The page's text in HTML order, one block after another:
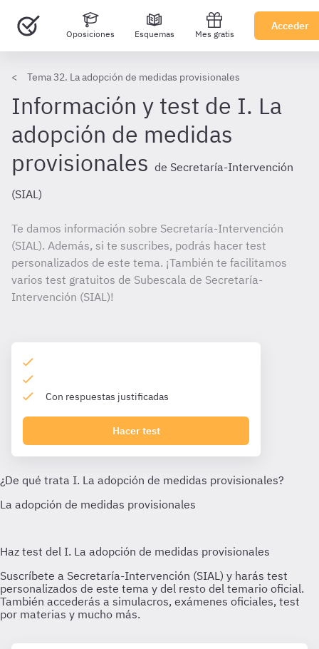
Oposiciones Esquemas Mes gratis
Acceder
Tema 32. La adopción de medidas provisionales
Información y test de I. La
adopción de medidas
provisionales de Secretaría-Intervención
(SIAL)
Te damos información sobre Secretaría-Intervención
(SIAL). Además, si te suscribes, podrás hacer test
personalizados de este tema. ¡También te facilitamos
varios test gratuitos de Subescala de Secretaría-
Intervención (SIAL)!
Con respuestas justificadas
Hacer test